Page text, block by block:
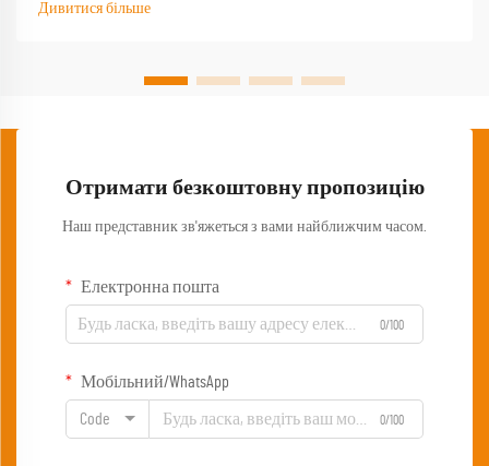
успішного досвіду на природі, перетворюючи базовий
Дивитися більше
Отримати безкоштовну пропозицію
Наш представник зв'яжеться з вами найближчим часом.
Електронна пошта
0/100
Мобільний/WhatsApp
Code 0/100